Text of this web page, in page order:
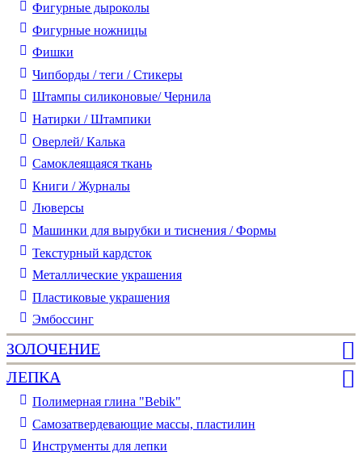
Фигурные дыроколы
Фигурные ножницы
Фишки
Чипборды / теги / Стикеры
Штампы силиконовые/ Чернила
Натирки / Штампики
Оверлей/ Калька
Самоклеящаяся ткань
Книги / Журналы
Люверсы
Машинки для вырубки и тиснения / Формы
Текстурный кардсток
Металлические украшения
Пластиковые украшения
Эмбоссинг
ЗОЛОЧЕНИЕ
ЛЕПКА
Полимерная глина "Bebik"
Самозатвердевающие массы, пластилин
Инструменты для лепки